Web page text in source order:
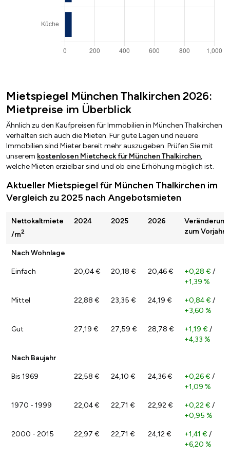
Mietspiegel München Thalkirchen 2026:
Mietpreise im Überblick
Ähnlich zu den Kaufpreisen für Immobilien in München Thalkirchen
verhalten sich auch die Mieten. Für gute Lagen und neuere
Immobilien sind Mieter bereit mehr auszugeben. Prüfen Sie mit
unserem kostenlosen Mietcheck für München Thalkirchen,
welche Mieten erzielbar sind und ob eine Erhöhung möglich ist.
Aktueller Mietspiegel für München Thalkirchen im
Vergleich zu 2025 nach Angebotsmieten
Nettokaltmiete
/m2
2024 2025 2026
Veränderung
zum Vorjahr
Nach Wohnlage
Einfach 20,04 € 20,18 € 20,46 € +0,28 € /
+1,39 %
Mittel 22,88 € 23,35 € 24,19 € +0,84 € /
+3,60 %
Gut 27,19 € 27,59 € 28,78 € +1,19 € /
+4,33 %
Nach Baujahr
Bis 1969 22,58 € 24,10 € 24,36 € +0,26 € /
+1,09 %
1970 - 1999 22,04 € 22,71 € 22,92 € +0,22 € /
+0,95 %
2000 - 2015 22,97 € 22,71 € 24,12 € +1,41 € /
+6,20 %